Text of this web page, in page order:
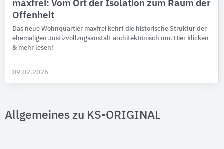
maxfrei: Vom Ort der Isolation zum Raum der
Offenheit
Das neue Wohnquartier maxfrei kehrt die historische Struktur der
ehemaligen Justizvollzugsanstalt architektonisch um. Hier klicken
& mehr lesen!
09.02.2026
Allgemeines zu KS-ORIGINAL